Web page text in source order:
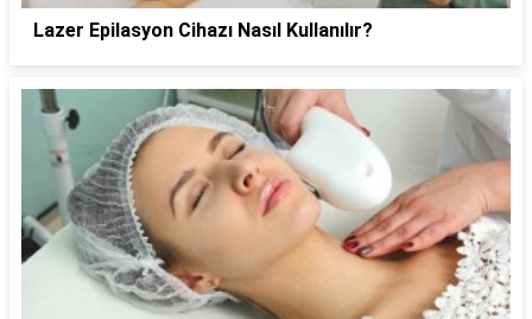
Lazer Epilasyon Cihazı Nasıl Kullanılır?